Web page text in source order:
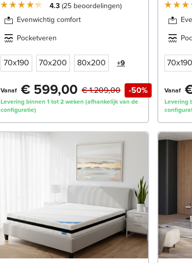
4.3 25 beoordelingen
Evenwichtig comfort
Pocketveren
70x190 70x200 80x200 +9
Vanaf € 599,00 -50%
€ 1.209,00
Levering binnen 1 tot 2 weken (afhankelijk van de
configuratie)
70x190
Vanaf
Levering